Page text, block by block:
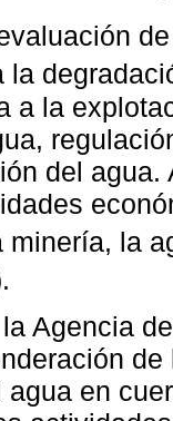
la
a la
del
minería, la
Agencia
en